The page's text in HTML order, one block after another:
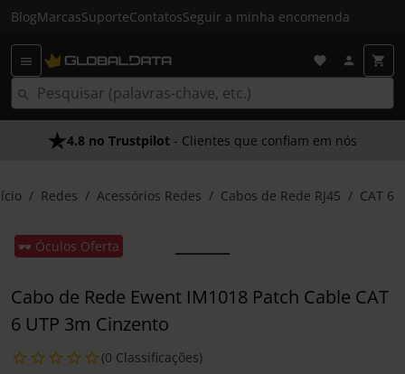
BlogMarcasSuporteContatosSeguir a minha encomenda
4.8 no Trustpilot - Clientes que confiam em nós
Redes Acessórios Redes Cabos de Rede RJ45 CAT 6
🕶️ Óculos Oferta
Cabo de Rede Ewent IM1018 Patch Cable CAT
6 UTP 3m Cinzento
(0 Classificações)